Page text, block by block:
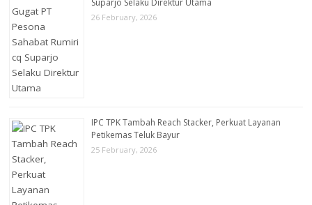
26 February, 2026
IPC TPK Tambah Reach Stacker, Perkuat Layanan
Petikemas Teluk Bayur
25 February, 2026